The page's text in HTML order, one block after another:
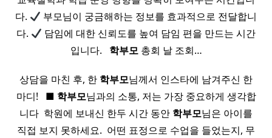
다.
부모님이 궁금해하는 정보를 효과적으로 전달합니
다.
담임에 대한 신뢰도를 높여 담임 편을 만드는 시간
입니다. ​ ​ 학부모총회 날 조회…
상담을 마친 후, 한 학부모님께서 인스타에 남겨주신 한
마디! ​ ​ ■ 학부모님과의 소통, 저는 가장 중요하게 생각합
니다 ​ 학원에 보내신 한두 시간 동안 학부모님은 아이를
직접 보지 못하세요. ​ 어떤 표정으로 수업을 들었는지, 무